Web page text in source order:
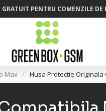
PENTRU COMENZILE DE
Max Husa Protectie